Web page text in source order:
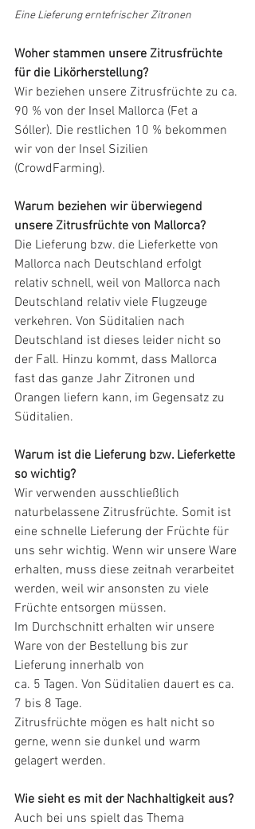
Eine Lieferung erntefrischer Zitronen
Woher stammen unsere Zitrusfrüchte
für die Likörherstellung?
Wir beziehen unsere Zitrusfrüchte zu ca.
90 % von der Insel Mallorca (Fet a
Sóller). Die restlichen 10 % bekommen
wir von der Insel Sizilien
(CrowdFarming).
Warum beziehen wir überwiegend
unsere Zitrusfrüchte von Mallorca?
Die Lieferung bzw. die Lieferkette von
Mallorca nach Deutschland erfolgt
relativ schnell, weil von Mallorca nach
Deutschland relativ viele Flugzeuge
verkehren. Von Süditalien nach
Deutschland ist dieses leider nicht so
der Fall. Hinzu kommt, dass Mallorca
fast das ganze Jahr Zitronen und
Orangen liefern kann, im Gegensatz zu
Süditalien.
Warum ist die Lieferung bzw. Lieferkette
so wichtig?
Wir verwenden ausschließlich
naturbelassene Zitrusfrüchte. Somit ist
eine schnelle Lieferung der Früchte für
uns sehr wichtig. Wenn wir unsere Ware
erhalten, muss diese zeitnah verarbeitet
werden, weil wir ansonsten zu viele
Früchte entsorgen müssen.
Im Durchschnitt erhalten wir unsere
Ware von der Bestellung bis zur
Lieferung innerhalb von
ca. 5 Tagen. Von Süditalien dauert es ca.
7 bis 8 Tage.
Zitrusfrüchte mögen es halt nicht so
gerne, wenn sie dunkel und warm
gelagert werden.
Wie sieht es mit der Nachhaltigkeit aus?
Auch bei uns spielt das Thema